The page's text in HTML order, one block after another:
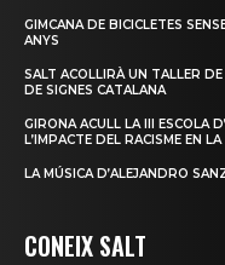
GIMCANA DE BICICLETES
ANYS
SALT ACOLLIRÀ UN TALLER
DE SIGNES CATALANA
GIRONA ACULL LA III ESCOLA
L’IMPACTE DEL RACISME EN
LA MÚSICA D’ALEJANDRO
CONEIX SALT